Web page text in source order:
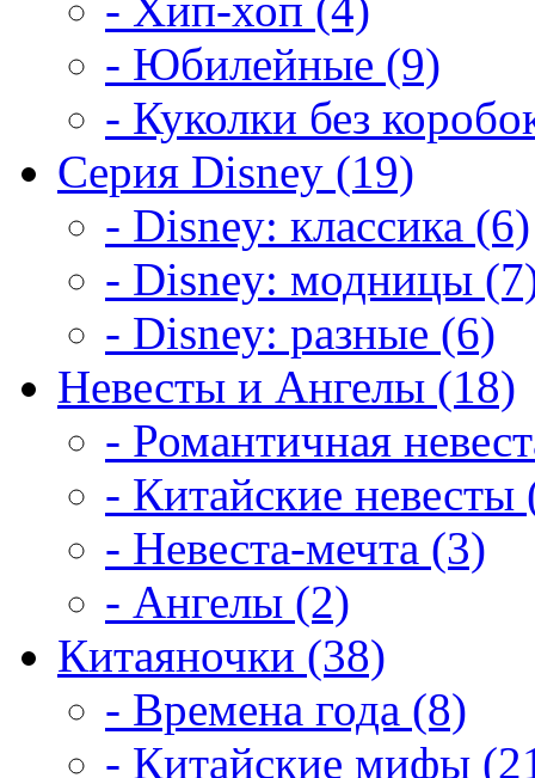
- Юбилейные (9)
- Куколки без
Серия Disney (19)
- Disney: классика (6)
- Disney: модницы
- Disney: разные (6)
Невесты и Ангелы (18)
- Романтичная
- Китайские невесты
- Невеста-мечта (3)
- Ангелы (2)
Китаяночки (38)
- Времена года (8)
- Китайские мифы